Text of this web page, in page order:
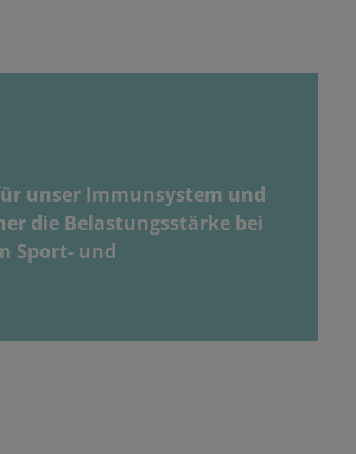
unser Immunsystem und
die Belastungsstärke bei
Sport- und